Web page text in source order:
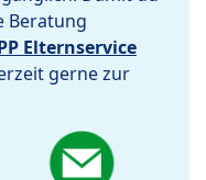
Beratung
Elternservice
gerne zur